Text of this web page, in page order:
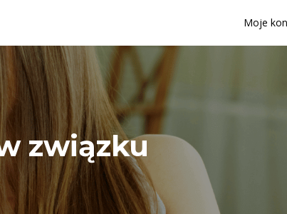
Moje
związku